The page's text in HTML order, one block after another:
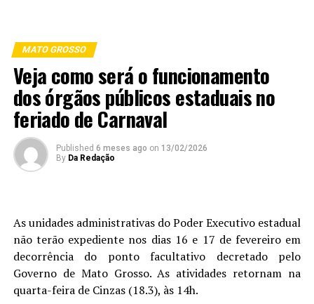
MATO GROSSO
Veja como será o funcionamento
dos órgãos públicos estaduais no
feriado de Carnaval
Published 6 meses ago on 13/02/2026
By Da Redação
As unidades administrativas do Poder Executivo estadual
não terão expediente nos dias 16 e 17 de fevereiro em
decorrência do ponto facultativo decretado pelo
Governo de Mato Grosso. As atividades retornam na
quarta-feira de Cinzas (18.3), às 14h.